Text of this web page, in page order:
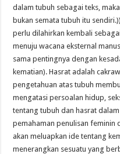
dalam tubuh sebagai teks,
bukan semata tubuh itu
perlu dilahirkan kembali
menuju wacana eksternal
sama pentingnya dengan
kematian). Hasrat adalah
pengetahuan atas tubuh
mengatasi persoalan hidup,
tentang tubuh dan hasrat
pemahaman penulisan feminin
akan meluapkan ide tentang
menerangkan sesuatu yang